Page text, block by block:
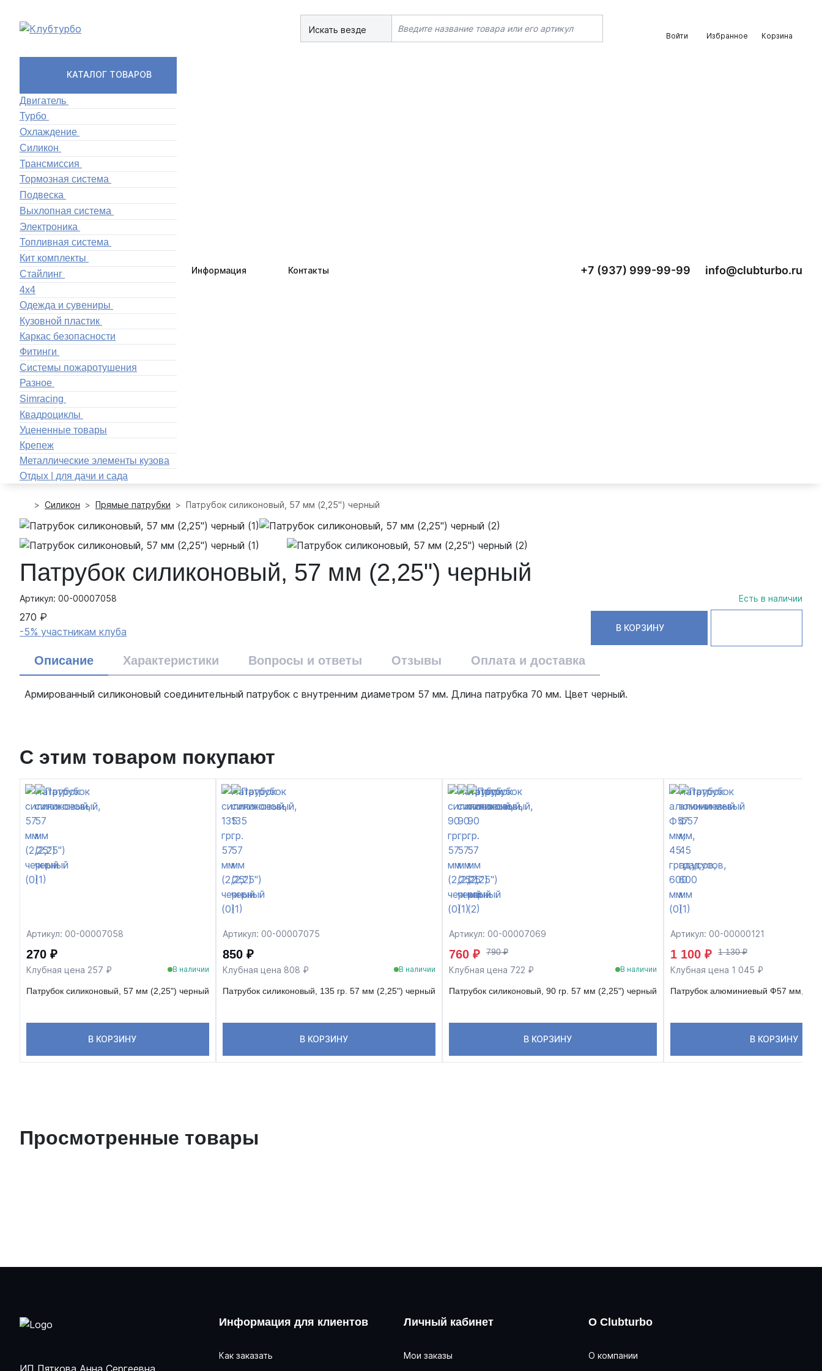
Искать везде
Войти Избранное Корзина
КАТАЛОГ ТОВАРОВ
Двигатель
Турбо
Охлаждение
Силикон
Трансмиссия
Тормозная система
Подвеска
Выхлопная система
Электроника
Топливная система
Кит комплекты
Стайлинг
4x4
Одежда и сувениры
Кузовной пластик
Каркас безопасности
Фитинги
Системы пожаротушения
Разное
Simracing
Квадроциклы
Уцененные товары
Крепеж
Металлические элементы кузова
Отдых | для дачи и сада
Информация Контакты +7 (937) 999-99-99 info@clubturbo.ru
Силикон Прямые патрубки Патрубок силиконовый, 57 мм (2,25") черный
Патрубок силиконовый, 57 мм (2,25") черный
Артикул: 00-00007058 Есть в наличии
270 ₽
-5% участникам клуба
В КОРЗИНУ
Описание Характеристики Вопросы и ответы Отзывы Оплата и доставка
Армированный силиконовый соединительный патрубок с внутренним диаметром 57 мм. Длина патрубка 70 мм. Цвет черный.
С этим товаром покупают
Артикул: 00-00007058
270 ₽
Клубная цена 257 ₽ В наличии
Патрубок силиконовый, 57 мм (2,25") черный
В КОРЗИНУ
Артикул: 00-00007075
850 ₽
Клубная цена 808 ₽ В наличии
Патрубок силиконовый, 135 гр. 57 мм (2,25") черный
В КОРЗИНУ
Артикул: 00-00007069
760 ₽ 790 ₽
Клубная цена 722 ₽ В наличии
Патрубок силиконовый, 90 гр. 57 мм (2,25") черный
В КОРЗИНУ
Артикул: 00-00000121
1 100 ₽ 1 130 ₽
Клубная цена 1 045 ₽
Патрубок алюминиевый Ф57 мм, 45
В КОРЗИНУ
Просмотренные товары
ИП Пяткова Анна Сергеевна
Информация для клиентов
Как заказать
Личный кабинет
Мои заказы
О Clubturbo
О компании